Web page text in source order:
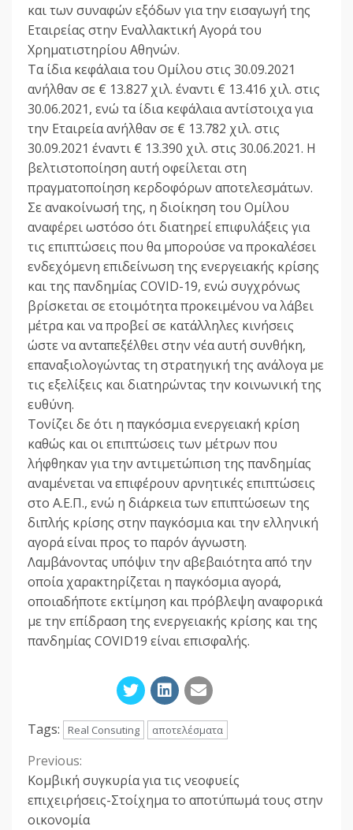
και των συναφών εξόδων για την εισαγωγή της
Εταιρείας στην Εναλλακτική Αγορά του
Χρηματιστηρίου Αθηνών.
Τα ίδια κεφάλαια του Ομίλου στις 30.09.2021
ανήλθαν σε € 13.827 χιλ. έναντι € 13.416 χιλ. στις
30.06.2021, ενώ τα ίδια κεφάλαια αντίστοιχα για
την Εταιρεία ανήλθαν σε € 13.782 χιλ. στις
30.09.2021 έναντι € 13.390 χιλ. στις 30.06.2021. Η
βελτιστοποίηση αυτή οφείλεται στη
πραγματοποίηση κερδοφόρων αποτελεσμάτων.
Σε ανακοίνωσή της, η διοίκηση του Ομίλου
αναφέρει ωστόσο ότι διατηρεί επιφυλάξεις για
τις επιπτώσεις που θα μπορούσε να προκαλέσει
ενδεχόμενη επιδείνωση της ενεργειακής κρίσης
και της πανδημίας COVID-19, ενώ συγχρόνως
βρίσκεται σε ετοιμότητα προκειμένου να λάβει
μέτρα και να προβεί σε κατάλληλες κινήσεις
ώστε να ανταπεξέλθει στην νέα αυτή συνθήκη,
επαναξιολογώντας τη στρατηγική της ανάλογα με
τις εξελίξεις και διατηρώντας την κοινωνική της
ευθύνη.
Τονίζει δε ότι η παγκόσμια ενεργειακή κρίση
καθώς και οι επιπτώσεις των μέτρων που
λήφθηκαν για την αντιμετώπιση της πανδημίας
αναμένεται να επιφέρουν αρνητικές επιπτώσεις
στο Α.Ε.Π., ενώ η διάρκεια των επιπτώσεων της
διπλής κρίσης στην παγκόσμια και την ελληνική
αγορά είναι προς το παρόν άγνωστη.
Λαμβάνοντας υπόψιν την αβεβαιότητα από την
οποία χαρακτηρίζεται η παγκόσμια αγορά,
οποιαδήποτε εκτίμηση και πρόβλεψη αναφορικά
με την επίδραση της ενεργειακής κρίσης και της
πανδημίας COVID19 είναι επισφαλής.
Tags: Real Consuting αποτελέσματα
Continue
Reading
Previous:
Κομβική συγκυρία για τις νεοφυείς
επιχειρήσεις-Στοίχημα το αποτύπωμά τους στην
οικονομία